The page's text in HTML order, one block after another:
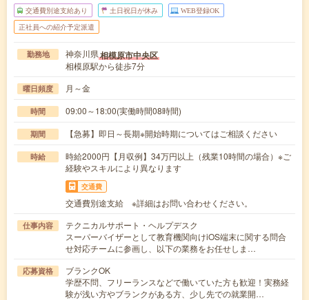
交通費別途支給あり 土日祝日が休み WEB登録OK
正社員への紹介予定派遣
勤務地 神奈川県相模原市中央区
相模原駅から徒歩7分
曜日頻度 月～金
時間 09:00～18:00(実働時間08時間)
期間 【急募】即日～長期※開始時期についてはご相談ください
時給
時給2000円【月収例】34万円以上（残業10時間の場合）※ご
経験やスキルにより異なります
交通費
交通費別途支給 ※詳細はお問い合わせください。
仕事内容
テクニカルサポート・ヘルプデスク
スーパーバイザーとして教育機関向けiOS端末に関する問合
せ対応チームに参画し、以下の業務をお任せしま…
応募資格
ブランクOK
学歴不問、フリーランスなどで働いていた方も歓迎！実務経
験が浅い方やブランクがある方、少し先での就業開…